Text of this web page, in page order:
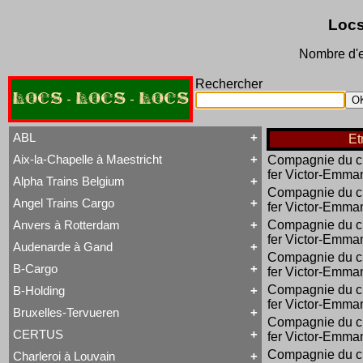
Nombre
LOCS - LOCS - LOCS
Rechercher
ABL
Tout ABL
Baldwin
Brigadelok
Hors Type Voyageurs
Locotracteur
Rail-Route
Type 28
Type 93
Type 28
Type 29
WR 360 C14 K
Aix-la-Chapelle à Maestricht
Tout Aix-la-Chapelle à Maestricht
13 à 15
16
20 à 22
31 à 37
81 à 84
Alpha Trains Belgium
Tout Alpha Trains Belgium
G2000-3
TRAXX F140 MS
Angel Trains Cargo
Tout Angel Trains Cargo
G2000-3
TRAXX F140 MS
Anvers à Rotterdam
Tout Anvers à Rotterdam
1 à 6
7 à 9
11 à 14
19 à 21
Hors Type
Audenarde à Gand
Tout Audenarde à Gand
Hainaut-et-Flandres
B-Cargo
Tout B-Cargo
Série 12
Série 13
Série 23
II
Série 29 II
B-Holding
Tout B-Holding
Série 00 tranche 1963
Bruxelles-Tervueren
Tout Bruxelles-Tervueren
Marchandises
CERTUS
Charleroi à Louvain
Compagnie du
fer Victor-
Compagnie du
fer Victor-
Compagnie du
fer Victor-
Compagnie du
fer Victor-
Compagnie du
fer Victor-
Compagnie du
fer Victor-
Compagnie du